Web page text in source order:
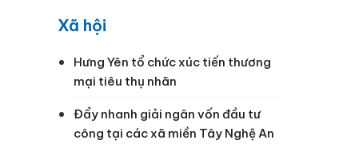
Xã hội
Hưng Yên tổ chức xúc tiến thương
mại tiêu thụ nhãn
Đẩy nhanh giải ngân vốn đầu tư
công tại các xã miền Tây Nghệ An